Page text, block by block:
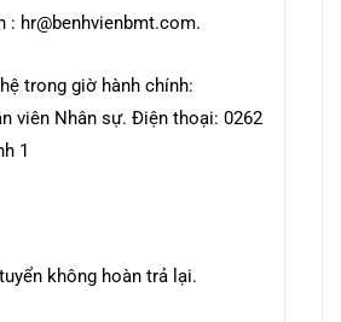
: hr@benhvienbmt.com.
trong giờ hành chính:
viên Nhân sự. Điện thoại: 0262
1
không hoàn trả lại.